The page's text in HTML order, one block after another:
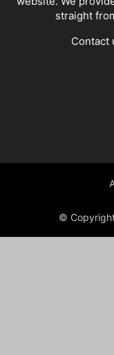
straight
Contact
©